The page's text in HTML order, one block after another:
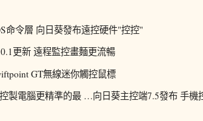
命令層 向日葵發布遠控硬件"控控"
更新 遠程監控畫麵更流暢
GT無線迷你觸控鼠標
製電腦更精準的最 …向日葵主控端7.5發布 手機